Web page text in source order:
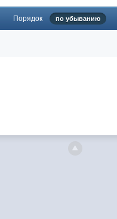
Порядок по убыванию